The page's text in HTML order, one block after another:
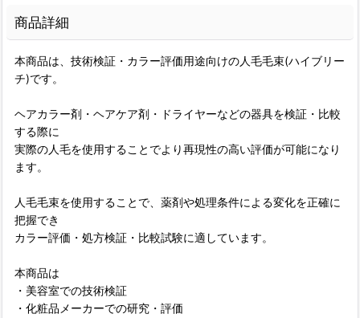
商品詳細
本商品は、技術検証・カラー評価用途向けの人毛毛束(ハイブリー
チ)です。
ヘアカラー剤・ヘアケア剤・ドライヤーなどの器具を検証・比較
する際に
実際の人毛を使用することでより再現性の高い評価が可能になり
ます。
人毛毛束を使用することで、薬剤や処理条件による変化を正確に
把握でき
カラー評価・処方検証・比較試験に適しています。
本商品は
・美容室での技術検証
・化粧品メーカーでの研究・評価